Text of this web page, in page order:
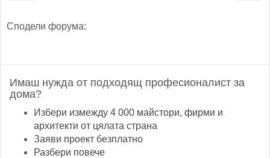
Сподели форума:
Имаш нужда от подходящ професионалист за
дома?
Избери измежду 4 000 майстори, фирми и
архитекти от цялата страна
Заяви проект безплатно
Разбери повече